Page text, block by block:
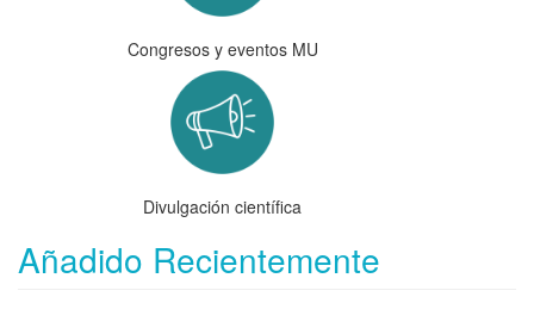
Congresos y eventos MU
Divulgación científica
Añadido Recientemente